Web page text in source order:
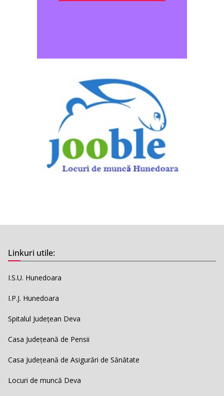
Linkuri utile:
I.S.U. Hunedoara
I.P.J. Hunedoara
Spitalul Județean Deva
Casa Județeană de Pensii
Casa Județeană de Asigurări de Sănătate
Locuri de muncă Deva